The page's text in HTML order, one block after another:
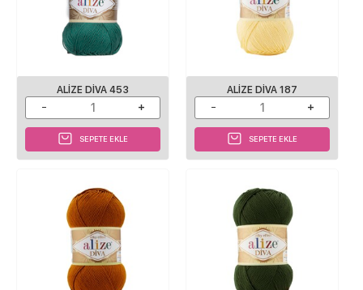
ALIZE DIVA 453
SEPETE EKLE
ALIZE DIVA 187
SEPETE EKLE